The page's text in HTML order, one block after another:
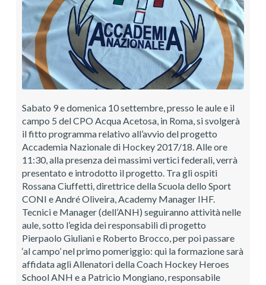
Sabato 9 e domenica 10 settembre, presso le aule e il
campo 5 del CPO Acqua Acetosa, in Roma, si svolgerà
il fitto programma relativo all’avvio del progetto
Accademia Nazionale di Hockey 2017/18. Alle ore
11:30, alla presenza dei massimi vertici federali, verrà
presentato e introdotto il progetto. Tra gli ospiti
Rossana Ciuffetti, direttrice della Scuola dello Sport
CONI e André Oliveira, Academy Manager IHF.
Tecnici e Manager (dell’ANH) seguiranno attività nelle
aule, sotto l’egida dei responsabili di progetto
Pierpaolo Giuliani e Roberto Brocco, per poi passare
‘al campo’ nel primo pomeriggio: qui la formazione sarà
affidata agli Allenatori della Coach Hockey Heroes
School ANH e a Patricio Mongiano, responsabile